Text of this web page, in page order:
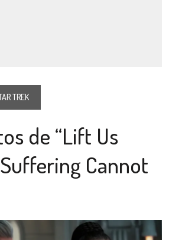
TREK
de “Lift Us
Cannot